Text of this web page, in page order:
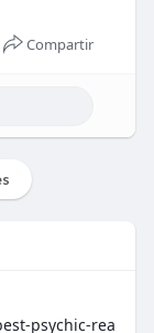
Compartir
psychic-rea